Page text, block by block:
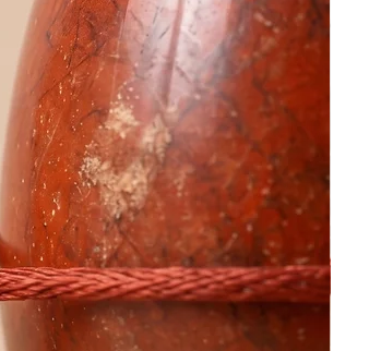
Médio:4 x 2,5 cm — 30g a 40g
Médio Brasil: 4,5 x 3 cm — 40g a 55g
Grande:5,5 x 4 cm — 65g a 85g
Ideal para quem deseja fazer um mergulho
interno com firmeza, coragem e presença.
Escolha o tamanho conforme sua fase e nível
de prática.